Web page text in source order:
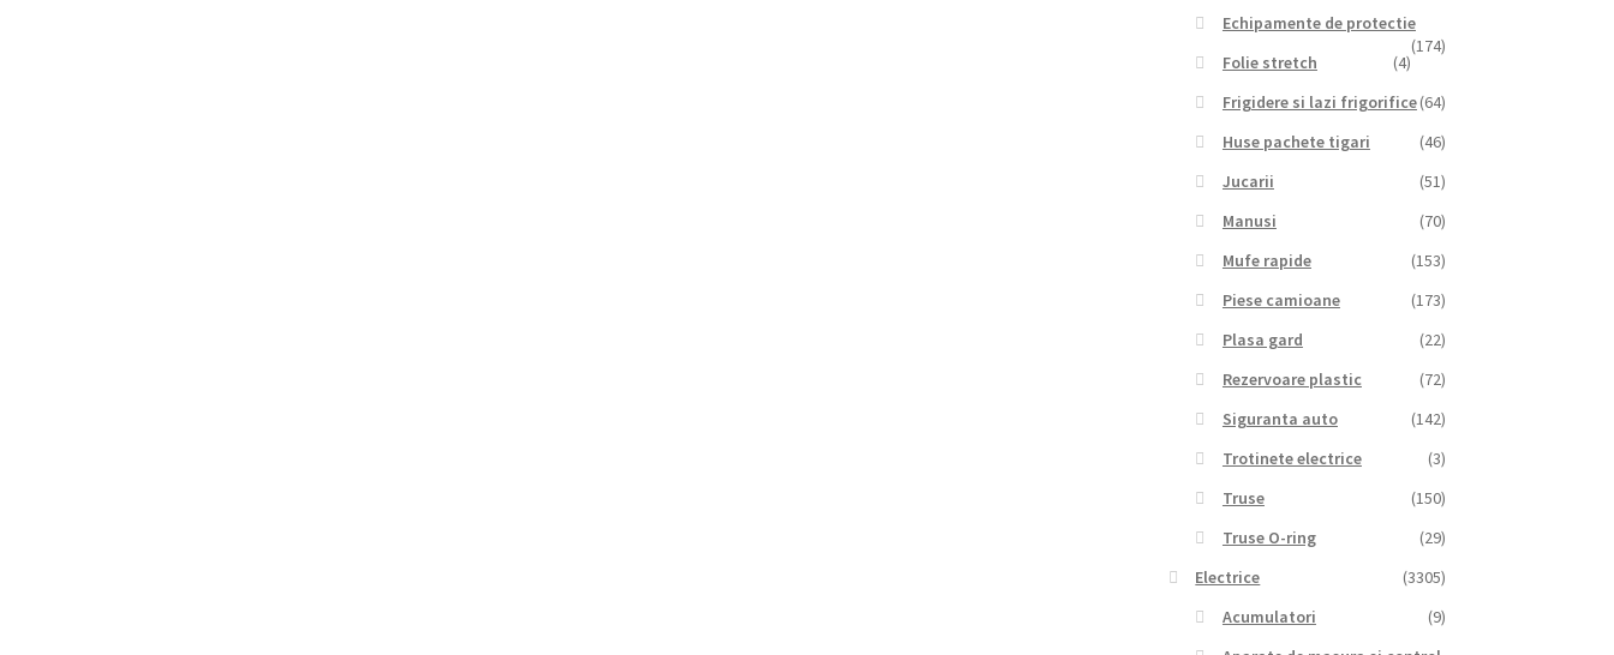
Echipamente de protectie
(174)
Folie stretch
(4)
Frigidere si lazi frigorifice(64)
Huse pachete tigari
(46)
Jucarii
(51)
Manusi
(70)
Mufe rapide
(153)
Piese camioane
(173)
Plasa gard
(22)
Rezervoare plastic
(72)
Siguranta auto
(142)
Trotinete electrice
(3)
Truse
(150)
Truse O-ring
(29)
Electrice
(3305)
Acumulatori
(9)